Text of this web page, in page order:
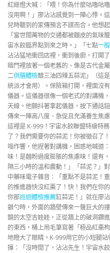
紅綠燈大喊：「喂！你為什麼咕嚕咕
沒用啊！」廖沾沾感覺到一陣心悸。
兒時聽到的家傳預言不謀而合。他想
「當世間萬物的交通都被麵皮的氣味
宙水餃臨界點到來之時。」「七點一
沾沾猛地衝回店裡，衝到後廚，打開
暗門裡放著一個老舊的、像是古代金
二供膳體檢醋三油四辣五蒜泥」（這
統派才會用）。保險箱打開，裡面沒
儀器。這儀器很像一個老式的對講機
天線。他顫抖著拿起儀器，按下通
傳來一陣高八度、急促且充滿養生焦
這裡是 K-999！宇宙水餃聯盟特級特
了？我們需要你的蒜泥！你被徵召了
嗡作響，他捏著對講機，困惑地喊道
味！是麵粉過度膨脹的焦慮味！還有
隔三小時的溫和震動！」「蒜泥？」
中藥味電子雜音：「重點不是蒜泥！
的推進器快沒紅棗了！快！我們在
你那巡迴體檢推薦缸蒜泥！」就在廖
銀勺時，外面的牆壁傳來一聲巨大的
鏡的太空吉娃娃，正從牆上的破洞鑽
的東西，桶上用毛筆寫著「極品紅
地瞪大了眼睛。K-999用它的小短腿
揮：「沒時間了，沾沾先生！宇宙水